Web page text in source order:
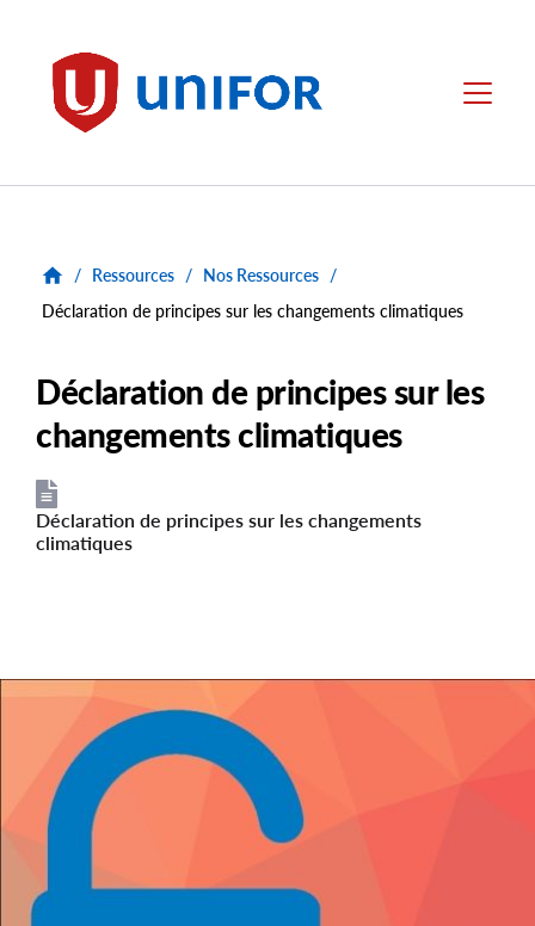
Unifor Menu
/ Ressources / Nos Ressources /
Déclaration de principes sur les changements climatiques
Déclaration de principes sur les
changements climatiques
File
Déclaration de principes sur les changements
climatiques